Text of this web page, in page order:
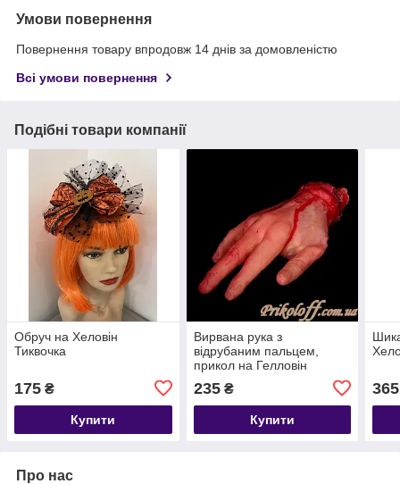
Умови повернення
Повернення товару впродовж 14 днів за домовленістю
Всі умови повернення
Подібні товари компанії
Обруч на Хеловін
Тиквочка
175 ₴
Купити
Вирвана рука з
відрубаним пальцем,
прикол на Гелловін
235₴
Купити
365
Про нас